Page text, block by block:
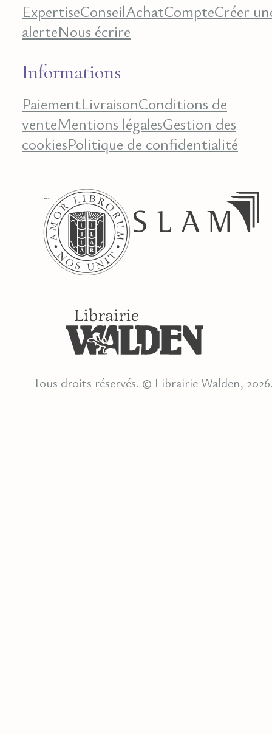
ExpertiseConseilAchatCompteCréer
alerteNous écrire
Informations
PaiementLivraisonConditions de
venteMentions légalesGestion des
cookiesPolitique de confidentialité
Tous droits réservés. © Librairie Walden,